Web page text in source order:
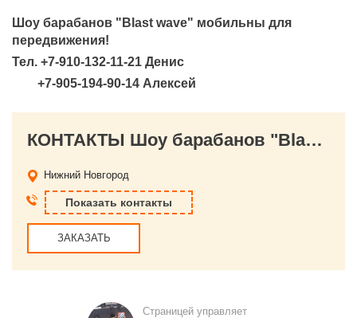
Шоу барабанов "Blast wave" мобильны для
передвижения!
Тел. +7-910-132-11-21 Денис
+7-905-194-90-14 Алексей
КОНТАКТЫ Шоу барабанов "Blast wave" (Бласт Вэйв)
Нижний Новгород
Показать контакты
ЗАКАЗАТЬ
Страницей управляет